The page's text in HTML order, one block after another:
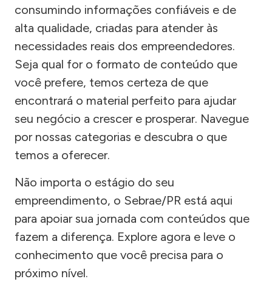
consumindo informações confiáveis e de
alta qualidade, criadas para atender às
necessidades reais dos empreendedores.
Seja qual for o formato de conteúdo que
você prefere, temos certeza de que
encontrará o material perfeito para ajudar
seu negócio a crescer e prosperar. Navegue
por nossas categorias e descubra o que
temos a oferecer.
Não importa o estágio do seu
empreendimento, o Sebrae/PR está aqui
para apoiar sua jornada com conteúdos que
fazem a diferença. Explore agora e leve o
conhecimento que você precisa para o
próximo nível.